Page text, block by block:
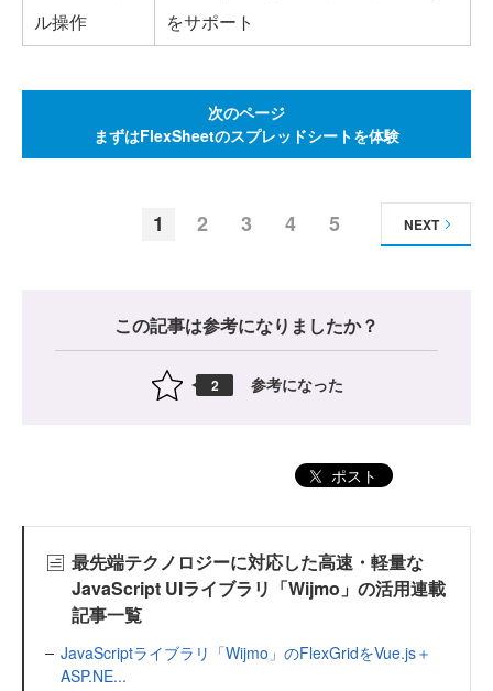
ル操作
をサポート
次のページ
まずはFlexSheetのスプレッドシートを体験
1 2 3 4 5 NEXT
この記事は参考になりましたか？
2 参考になった
ポスト
最先端テクノロジーに対応した高速・軽量な
JavaScript UIライブラリ「Wijmo」の活用連載
記事一覧
JavaScriptライブラリ「Wijmo」のFlexGridをVue.js＋
ASP.NE...